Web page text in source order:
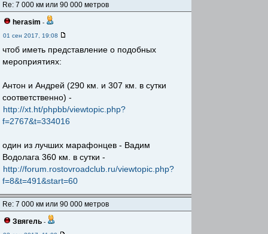
Re: 7 000 км или 90 000 метров
herasim -
01 сен 2017, 19:08
чтоб иметь представление о подобных
мероприятиях:
Антон и Андрей (290 км. и 307 км. в сутки
соответственно) -
http://xt.ht/phpbb/viewtopic.php?
f=2767&t=334016
один из лучших марафонцев - Вадим
Водолага 360 км. в сутки -
http://forum.rostovroadclub.ru/viewtopic.php?
f=8&t=491&start=60
Re: 7 000 км или 90 000 метров
Звягель -